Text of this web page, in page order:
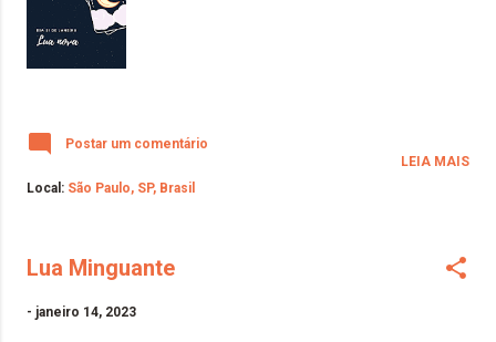
Postar um comentário
Local: São Paulo, SP, Brasil
LEIA MAIS
Lua Minguante
- janeiro 14, 2023